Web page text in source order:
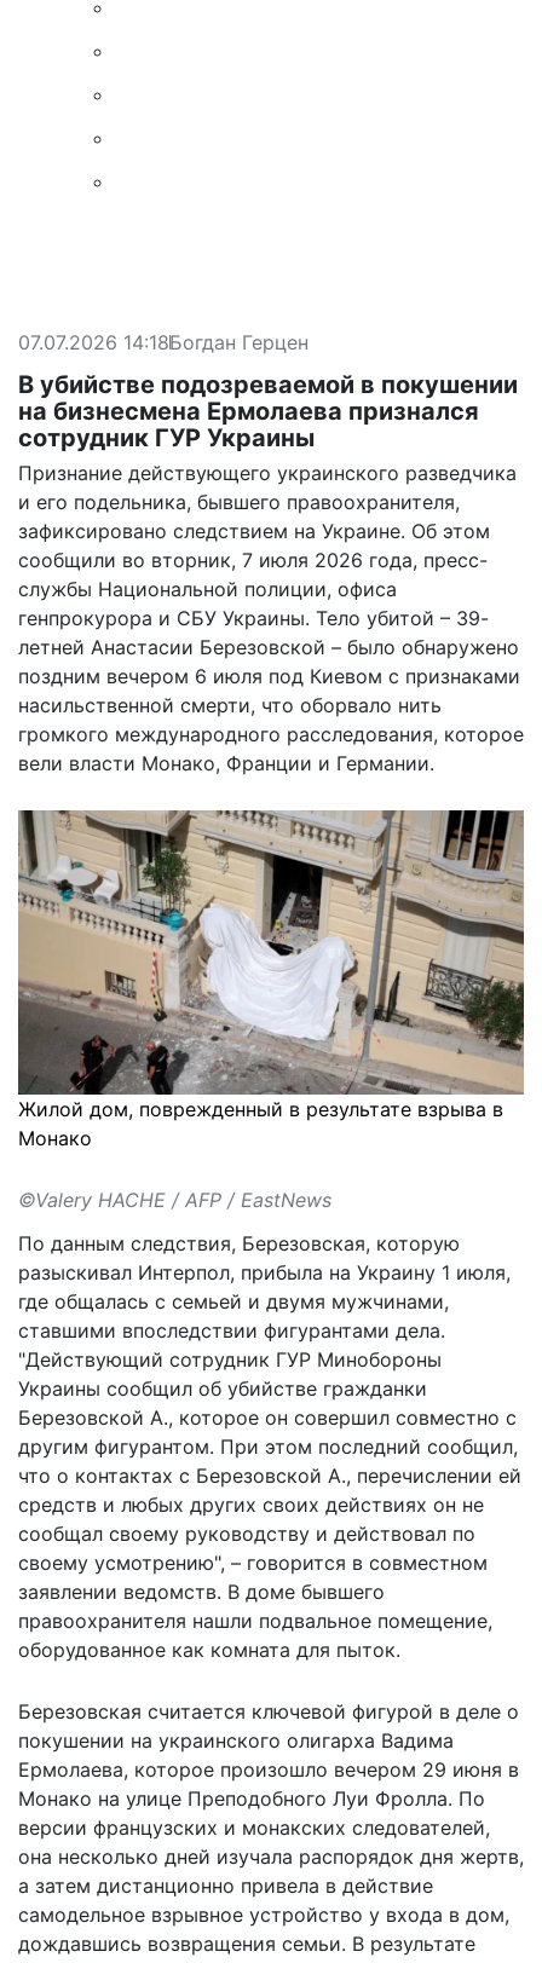
07.07.2026 14:18Богдан Герцен
В убийстве подозреваемой в покушении
на бизнесмена Ермолаева признался
сотрудник ГУР Украины
Признание действующего украинского разведчика
и его подельника, бывшего правоохранителя,
зафиксировано следствием на Украине. Об этом
сообщили во вторник, 7 июля 2026 года, пресс-
службы Национальной полиции, офиса
генпрокурора и СБУ Украины. Тело убитой – 39-
летней Анастасии Березовской – было обнаружено
поздним вечером 6 июля под Киевом с признаками
насильственной смерти, что оборвало нить
громкого международного расследования, которое
вели власти Монако, Франции и Германии.
Жилой дом, поврежденный в результате взрыва в
Монако
©Valery HACHE / AFP / EastNews
По данным следствия, Березовская, которую
разыскивал Интерпол, прибыла на Украину 1 июля,
где общалась с семьей и двумя мужчинами,
ставшими впоследствии фигурантами дела.
"Действующий сотрудник ГУР Минобороны
Украины сообщил об убийстве гражданки
Березовской А., которое он совершил совместно с
другим фигурантом. При этом последний сообщил,
что о контактах с Березовской А., перечислении ей
средств и любых других своих действиях он не
сообщал своему руководству и действовал по
своему усмотрению", – говорится в совместном
заявлении ведомств. В доме бывшего
правоохранителя нашли подвальное помещение,
оборудованное как комната для пыток.
Березовская считается ключевой фигурой в деле о
покушении на украинского олигарха Вадима
Ермолаева, которое произошло вечером 29 июня в
Монако на улице Преподобного Луи Фролла. По
версии французских и монакских следователей,
она несколько дней изучала распорядок дня жертв,
а затем дистанционно привела в действие
самодельное взрывное устройство у входа в дом,
дождавшись возвращения семьи. В результате